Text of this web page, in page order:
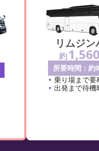
リムジン
約
所要時間：約
乗り場まで要
出発まで待機